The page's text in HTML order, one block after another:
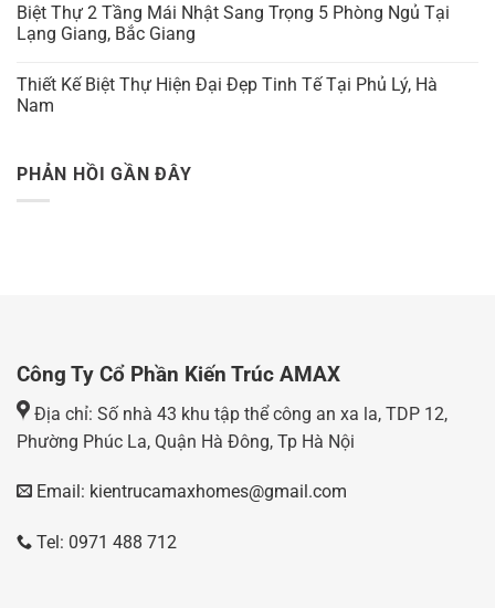
Biệt Thự 2 Tầng Mái Nhật Sang Trọng 5 Phòng Ngủ Tại
Lạng Giang, Bắc Giang
Thiết Kế Biệt Thự Hiện Đại Đẹp Tinh Tế Tại Phủ Lý, Hà
Nam
PHẢN HỒI GẦN ĐÂY
Công Ty Cổ Phần Kiến Trúc AMAX
Địa chỉ: Số nhà 43 khu tập thể công an xa la, TDP 12,
Phường Phúc La, Quận Hà Đông, Tp Hà Nội
Email: kientrucamaxhomes@gmail.com
Tel: 0971 488 712